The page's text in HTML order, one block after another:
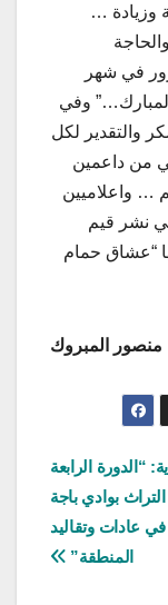
وزيادة …
في شهر
وفي
والتقدير لكل
من داعمين
… واعلاميين
نشر قيم
“عشاق حمام
منصور المبروك
“الدورة الرابعة
بوادي باجة
عادات وتقاليد
المنطقة”